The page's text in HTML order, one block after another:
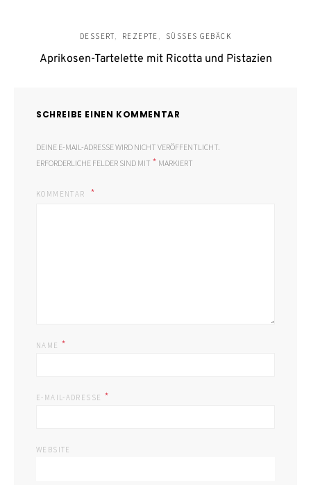
DESSERT REZEPTE SÜSSES GEBÄCK
Aprikosen-Tartelette mit Ricotta und Pistazien
SCHREIBE EINEN KOMMENTAR
DEINE E-MAIL-ADRESSE WIRD NICHT VERÖFFENTLICHT.
ERFORDERLICHE FELDER SIND MIT * MARKIERT
KOMMENTAR
NAME *
E-MAIL-ADRESSE *
WEBSITE